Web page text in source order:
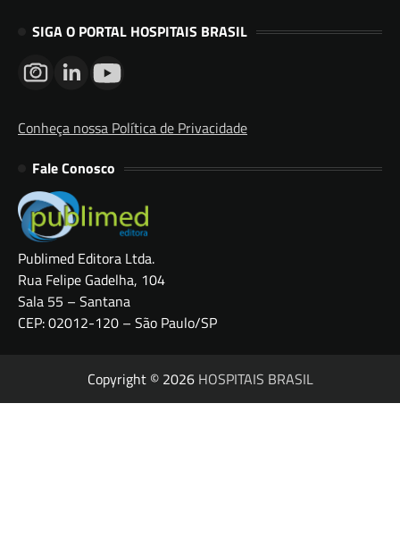
SIGA O PORTAL HOSPITAIS BRASIL
Conheça nossa Política de Privacidade
Fale Conosco
Publimed Editora Ltda.
Rua Felipe Gadelha, 104
Sala 55 – Santana
CEP: 02012-120 – São Paulo/SP
Copyright © 2026 HOSPITAIS BRASIL